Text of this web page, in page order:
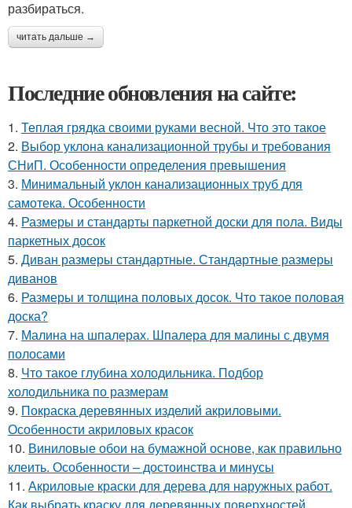
разбираться.
читать дальше →
Последние обновления на сайте:
1. Теплая грядка своими руками весной. Что это такое
2. Выбор уклона канализационной трубы и требования
СНиП. Особенности определения превышения
3. Минимальный уклон канализационных труб для
самотека. Особенности
4. Размеры и стандарты паркетной доски для пола. Виды
паркетных досок
5. Диван размеры стандартные. Стандартные размеры
диванов
6. Размеры и толщина половых досок. Что такое половая
доска?
7. Малина на шпалерах. Шпалера для малины с двумя
полосами
8. Что такое глубина холодильника. Подбор
холодильника по размерам
9. Покраска деревянных изделий акриловыми.
Особенности акриловых красок
10. Виниловые обои на бумажной основе, как правильно
клеить. Особенности – достоинства и минусы
11. Акриловые краски для дерева для наружных работ.